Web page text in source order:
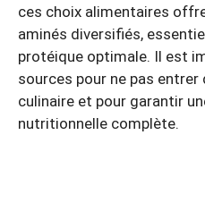
ces choix alimentaires
aminés diversifiés,
protéique optimale. Il est
sources pour ne pas
culinaire et pour garantir
nutritionnelle complète.